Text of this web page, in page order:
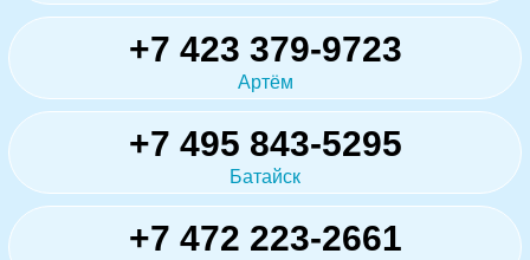
+7 423 379-9723
Артём
+7 495 843-5295
Батайск
+7 472 223-2661